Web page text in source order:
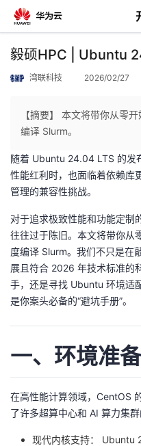
返
个
人
主
页
我
的
开
发
者
我
的
我
我
的
开
发
学
我
的
Programs
我
的
持
毅硕HPC | Ubuntu
湾联科技 2026/02/27
【摘要】 本文将带你从零
编译 Slurm。
随着 Ubuntu 24.04 LTS 的发
性能红利时，也面临着依赖库
管理的兼容性挑战。
对于追求极致性能和功能定制
往往过于陈旧。本文将带你
度编译 Slurm。我们不只是在
展且符合 2026 年技术标准的
手，还是寻找 Ubuntu 环境适
是你案头必备的“避坑手册”。
一、环境准备
在高性能计算领域，CentOS
了许多超算中心和 AI 算力集群
现代内核支持： Ubuntu